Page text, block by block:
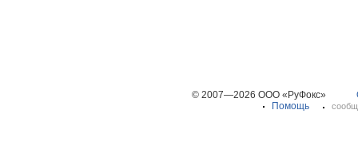
© 2007—2026 ООО «РуФокс»
Помощь